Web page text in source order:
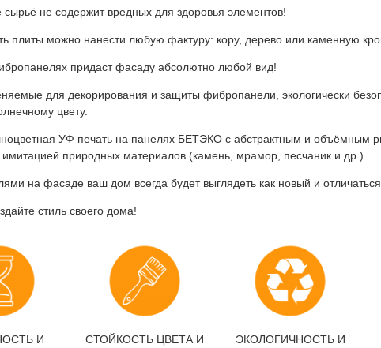
сырьё не содержит вредных для здоровья элементов!
плиты можно нанести любую фактуру: кору, дерево или каменную
придаст фасаду абсолютно любой вид!
для декорирования и защиты фибропанели, экологически
цвету.
УФ печать на панелях БЕТЭКО с абстрактным и объёмным
имитацией природных материалов (камень, мрамор, песчаник и др.).
на фасаде ваш дом всегда будет выглядеть как новый и
стиль своего дома!
И
СТОЙКОСТЬ ЦВЕТА И
ЭКОЛОГИЧНОСТЬ И